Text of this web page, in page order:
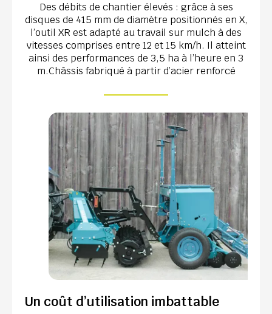
Des débits de chantier élevés : grâce à ses
disques de 415 mm de diamètre positionnés en X,
l’outil XR est adapté au travail sur mulch à des
vitesses comprises entre 12 et 15 km/h. Il atteint
ainsi des performances de 3,5 ha à l’heure en 3
m.Châssis fabriqué à partir d’acier renforcé
Un coût d’utilisation imbattable